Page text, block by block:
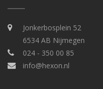
Jonkerbosplein 52
6534 AB Nijmegen
024 - 350 00 85
info@hexon.nl